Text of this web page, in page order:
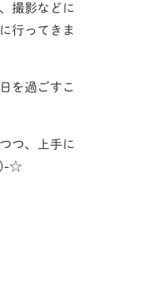
撮影などに
行ってきま
を過ごすこ
つ、上手に
)-☆